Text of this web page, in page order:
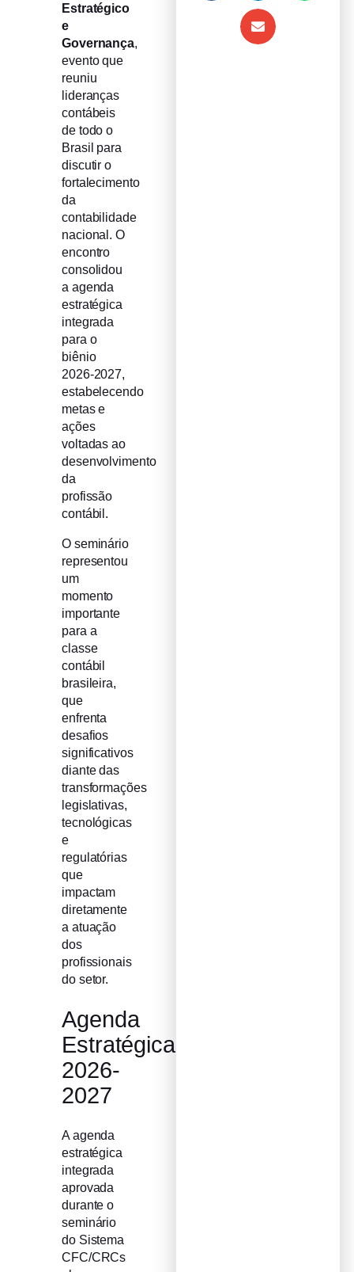
Estratégico
e
Governança,
evento que
reuniu
lideranças
contábeis
de todo o
Brasil para
discutir o
fortalecimento
da
contabilidade
nacional. O
encontro
consolidou
a agenda
estratégica
integrada
para o
biênio
2026-2027,
estabelecendo
metas e
ações
voltadas ao
desenvolvimento
da
profissão
contábil.
O seminário
representou
um
momento
importante
para a
classe
contábil
brasileira,
que
enfrenta
desafios
significativos
diante das
transformações
legislativas,
tecnológicas
e
regulatórias
que
impactam
diretamente
a atuação
dos
profissionais
do setor.
Agenda
Estratégica
2026-
2027
A agenda
estratégica
integrada
aprovada
durante o
seminário
do Sistema
CFC/CRCs